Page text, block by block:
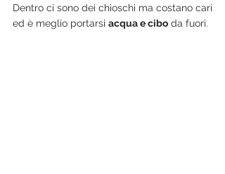
Dentro ci sono dei chioschi ma costano cari
ed è meglio portarsi acqua e cibo da fuori.